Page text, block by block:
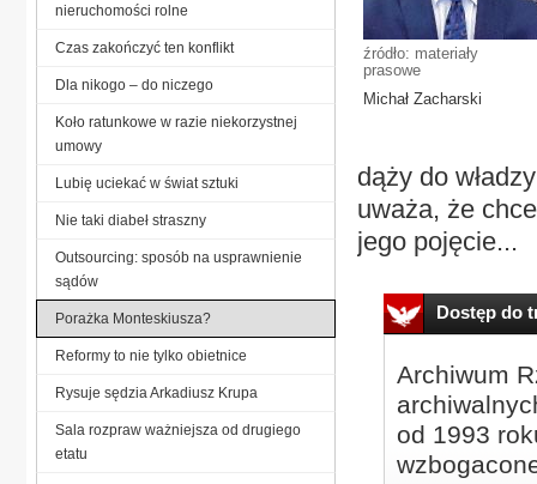
źródło: materiały
prasowe
Michał Zacharski
dąży do
uważa, że
jego pojęcie...
Dostęp do
Archiwum
od 1993
nieruchomości rolne
Czas zakończyć ten konflikt
Dla nikogo – do niczego
Koło ratunkowe w razie niekorzystnej
umowy
Lubię uciekać w świat sztuki
Nie taki diabeł straszny
Outsourcing: sposób na usprawnienie
sądów
Porażka Monteskiusza?
Reformy to nie tylko obietnice
Rysuje sędzia Arkadiusz Krupa
Sala rozpraw ważniejsza od drugiego
etatu